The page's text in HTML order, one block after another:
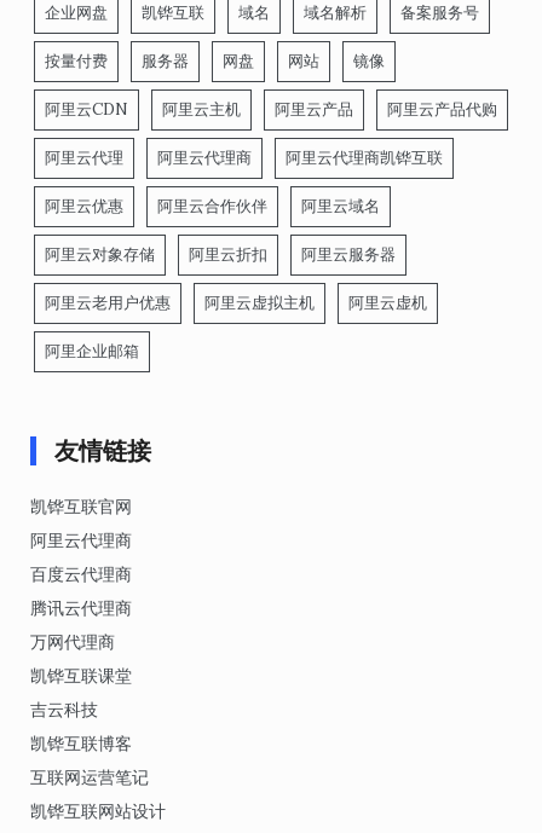
企业网盘 凯铧互联 域名 域名解析 备案服务号
按量付费 服务器 网盘 网站 镜像
阿里云CDN 阿里云主机 阿里云产品 阿里云产品代购
阿里云代理 阿里云代理商 阿里云代理商凯铧互联
阿里云优惠 阿里云合作伙伴 阿里云域名
阿里云对象存储 阿里云折扣 阿里云服务器
阿里云老用户优惠 阿里云虚拟主机 阿里云虚机
阿里企业邮箱
友情链接
凯铧互联官网
阿里云代理商
百度云代理商
腾讯云代理商
万网代理商
凯铧互联课堂
吉云科技
凯铧互联博客
互联网运营笔记
凯铧互联网站设计